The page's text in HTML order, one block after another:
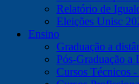
Relatório de
Eleições Unisc
Ensino
Graduação a
Pós-Graduação
Cursos Técnicos